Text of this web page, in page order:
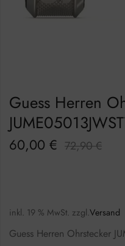
Guess Herren
60,00 € 72,90€
inkl. 19 % MwSt. zzgl.Versand
Guess Herren Ohrstecker